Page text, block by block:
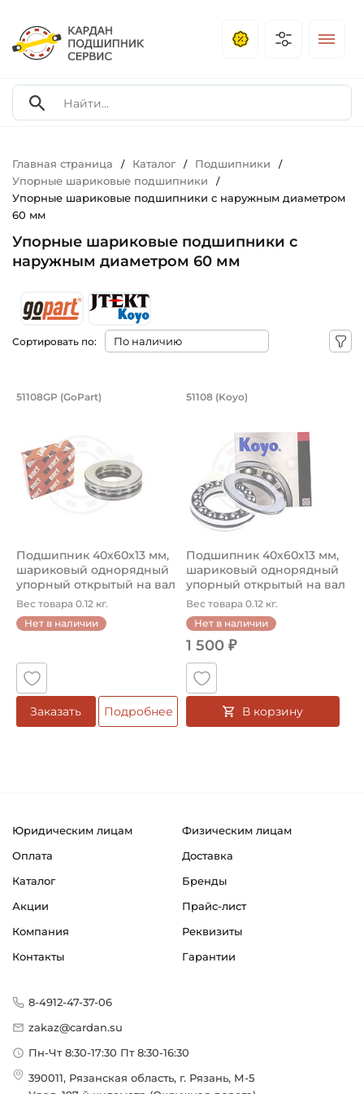
Главная страница / Каталог / Подшипники /
Упорные шариковые подшипники /
Упорные шариковые подшипники с наружным диаметром
60 мм
Упорные шариковые подшипники с
наружным диаметром 60 мм
Сортировать по:
Подшипник 40х60х13 мм, шариковый
51108GP (GoPart)
Подшипник 40х60х13 мм,
шариковый однорядный
упорный открытый на вал
40 ...
Вес товара 0.12 кг.
Нет в наличии
Заказать Подробнее
Подшипник
51108 (Koyo)
Подшипник 40х60х13 мм,
шариковый однорядный
упорный открытый на вал
40 ...
Вес товара 0.12 кг.
Нет в наличии
1 500 ₽
В корзину
Юридическим лицам
Физическим лицам
Оплата
Доставка
Каталог
Бренды
Акции
Прайс-лист
Компания
Реквизиты
Контакты
Гарантии
8-4912-47-37-06
zakaz@cardan.su
Пн-Чт 8:30-17:30 Пт 8:30-16:30
390011, Рязанская область, г. Рязань, М-5